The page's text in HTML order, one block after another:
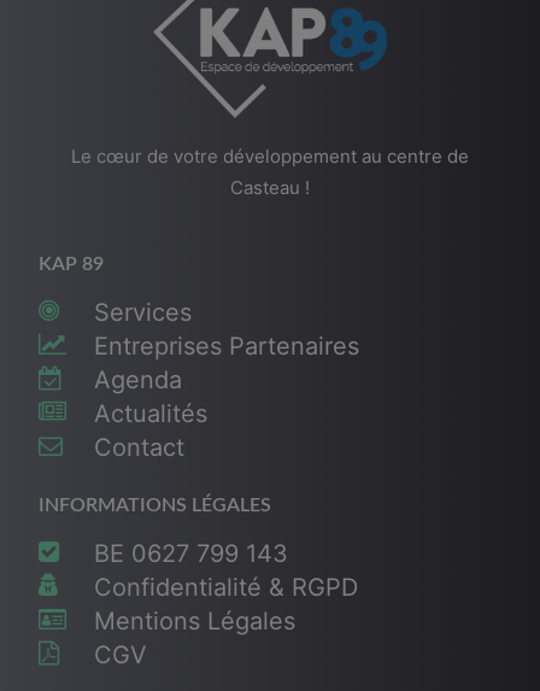
Le cœur de votre développement au centre de
Casteau !
KAP 89
Services
Entreprises Partenaires
Agenda
Actualités
Contact
INFORMATIONS LÉGALES
BE 0627 799 143
Confidentialité & RGPD
Mentions Légales
CGV